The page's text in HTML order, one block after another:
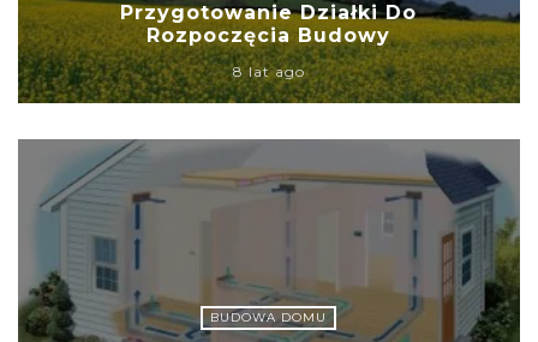
Przygotowanie Działki Do
Rozpoczęcia Budowy
8 lat ago
BUDOWA DOMU